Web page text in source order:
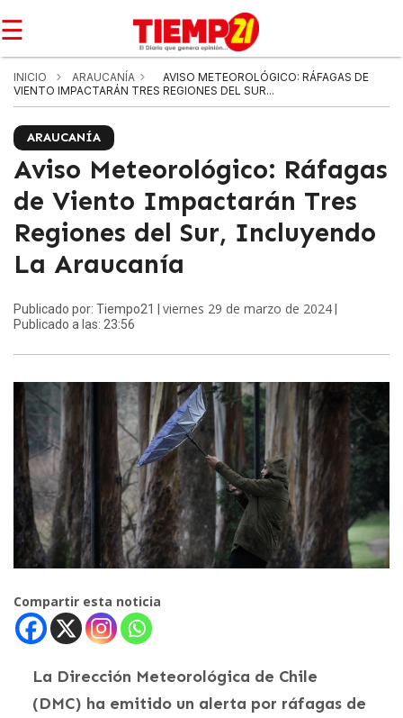
☰
INICIO ARAUCANÍA
AVISO METEOROLÓGICO: RÁFAGAS DE
VIENTO IMPACTARÁN TRES REGIONES DEL SUR...
ARAUCANÍA
Aviso Meteorológico: Ráfagas
de Viento Impactarán Tres
Regiones del Sur, Incluyendo
La Araucanía
Publicado por: Tiempo21 | viernes 29 de marzo de 2024
Publicado a las: 23:56
Compartir esta noticia
La Dirección Meteorológica de Chile
(DMC) ha emitido un alerta por ráfagas de